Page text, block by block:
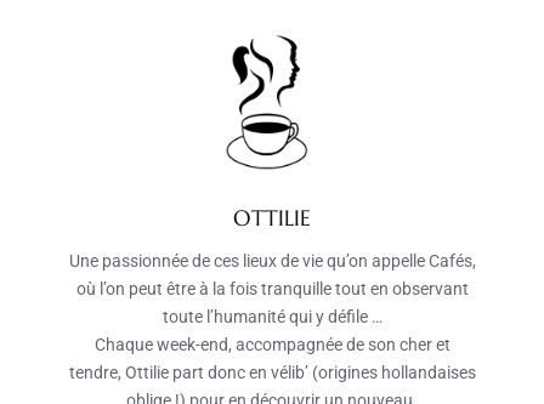
OTTILIE
Une passionnée de ces lieux de vie qu’on appelle Cafés,
où l’on peut être à la fois tranquille tout en observant
toute l’humanité qui y défile …
Chaque week-end, accompagnée de son cher et
tendre, Ottilie part donc en vélib’ (origines hollandaises